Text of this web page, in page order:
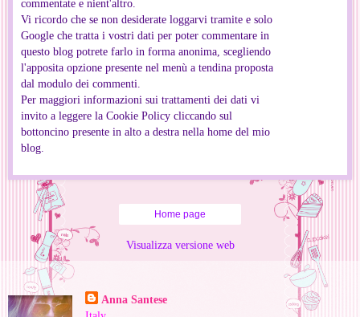
commentate e nient'altro.
Vi ricordo che se non desiderate loggarvi tramite e solo
Google che tratta i vostri dati per poter commentare in
questo blog potrete farlo in forma anonima, scegliendo
l'apposita opzione presente nel menù a tendina proposta
dal modulo dei commenti.
Per maggiori informazioni sui trattamenti dei dati vi
invito a leggere la Cookie Policy cliccando sul
bottoncino presente in alto a destra nella home del mio
blog.
Home page
Visualizza versione web
Informazioni personali
Anna Santese